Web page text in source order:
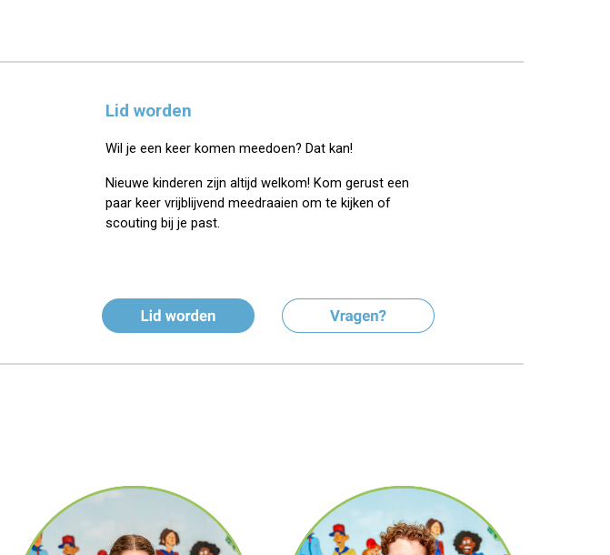
Lid worden
Wil je een keer komen meedoen? Dat kan!
Nieuwe kinderen zijn altijd welkom! Kom gerust een
paar keer vrijblijvend meedraaien om te kijken of
scouting bij je past.